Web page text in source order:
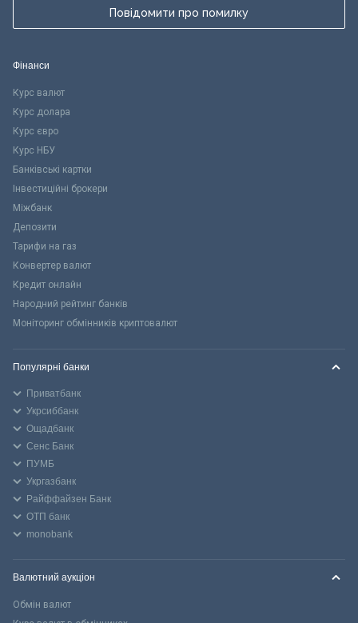
Повідомити про помилку
Фінанси
Курс валют
Курс долара
Курс євро
Курс НБУ
Банківські картки
Інвестиційні брокери
Міжбанк
Депозити
Тарифи на газ
Конвертер валют
Кредит онлайн
Народний рейтинг банків
Моніторинг обмінників криптовалют
Популярні банки
Приватбанк
Укрсиббанк
Ощадбанк
Сенс Банк
ПУМБ
Укргазбанк
Райффайзен Банк
ОТП банк
monobank
Валютний аукціон
Обмін валют